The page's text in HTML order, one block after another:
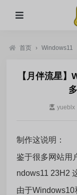
首页 › Windows11
【月伴流星
yueblx
制作这说明：
鉴于很多网站用
ndows11 23H2
由于